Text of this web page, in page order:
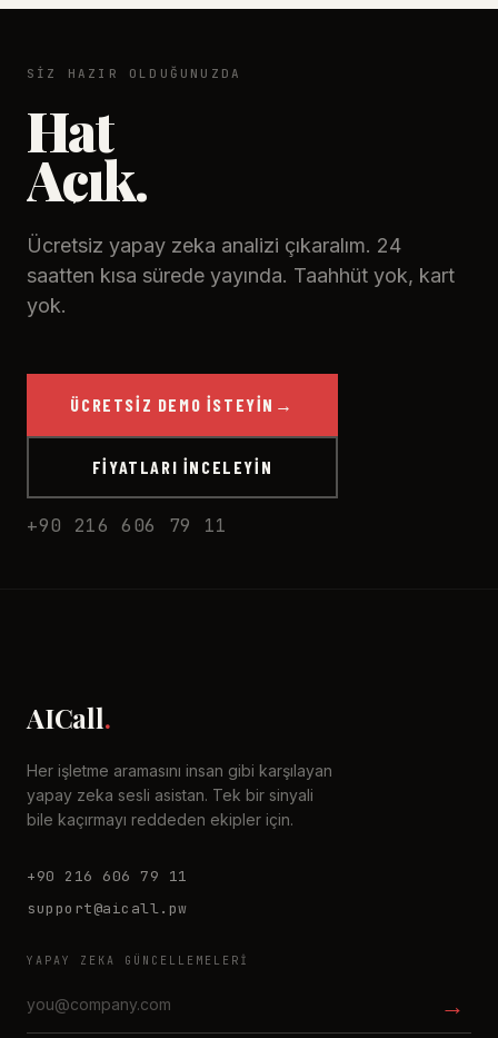
SIZ HAZIR OLDUĞUNUZDA
Hat
Açık.
Ücretsiz yapay zeka analizi çıkaralım. 24
saatten kısa sürede yayında. Taahhüt yok, kart
yok.
ÜCRETSIZ DEMO İSTEYIN →
FIYATLARI İNCELEYIN
+90 216 606 79 11
AICall.
Her işletme aramasını insan gibi karşılayan
yapay zeka sesli asistan. Tek bir sinyali
bile kaçırmayı reddeden ekipler için.
+90 216 606 79 11
support@aicall.pw
YAPAY ZEKA GÜNCELLEMELERI
→